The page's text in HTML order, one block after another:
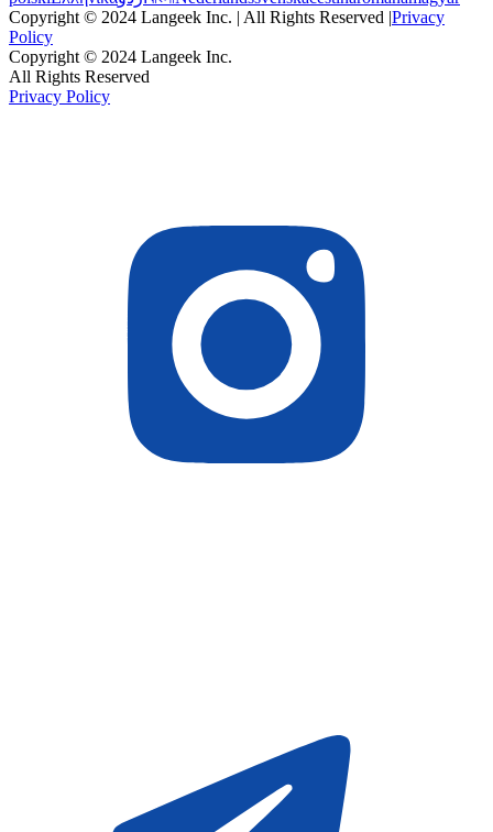
Copyright © 2024 Langeek Inc. | All Rights Reserved |Privacy
Policy
Copyright © 2024 Langeek Inc.
All Rights Reserved
Privacy Policy